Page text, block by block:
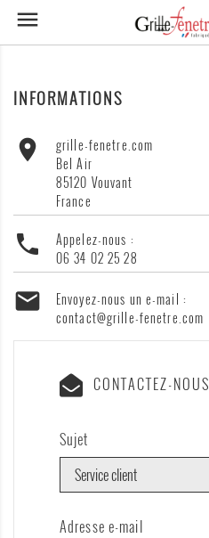

INFORMATIONS

grille-fenetre.com
Bel Air
85120 Vouvant
France

Appelez-nous :
06 34 02 25 28

Envoyez-nous un e-mail :
contact@grille-fenetre.com
CONTACTEZ-NOUS
Sujet
Adresse e-mail